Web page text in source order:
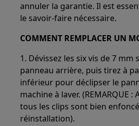
annuler la garantie. Il est
le savoir-faire nécessaire.
COMMENT REMPLACER UN
1. Dévissez les six vis de 7 mm
panneau arrière, puis tirez à
inférieur pour déclipser le
machine à laver. (REMARQUE :
tous les clips sont bien
réinstallation).